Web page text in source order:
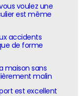
voulez une
est même
accidents
de forme
maison sans
malin
est excellent